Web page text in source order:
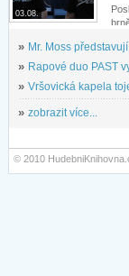
03.08.
» Mr. Moss
» Rapové duo PAST
» Vršovická kapela
» zobrazit více...
© 2010